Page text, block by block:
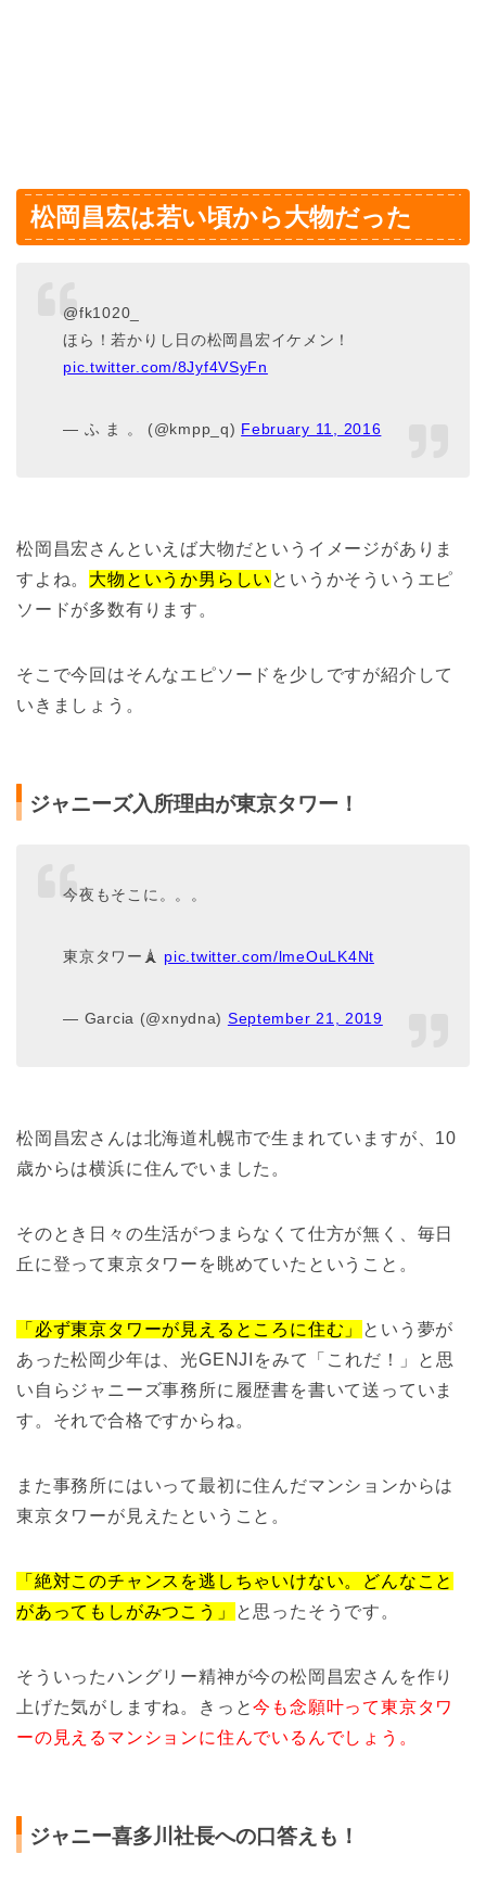
松岡昌宏は若い頃から大物だった
@fk1020_
ほら！若かりし日の松岡昌宏イケメン！
pic.twitter.com/8Jyf4VSyFn
— ふ ま 。 (@kmpp_q) February 11, 2016
松岡昌宏さんといえば大物だというイメージがありま
すよね。 大物というか男らしい というかそういうエピ
ソードが多数有ります。
そこで今回はそんなエピソードを少しですが紹介して
いきましょう。
ジャニーズ入所理由が東京タワー！
今夜もそこに。。。
東京タワー🗼 pic.twitter.com/lmeOuLK4Nt
— Garcia (@xnydna) September 21, 2019
松岡昌宏さんは北海道札幌市で生まれていますが、10
歳からは横浜に住んでいました。
そのとき日々の生活がつまらなくて仕方が無く、毎日
丘に登って東京タワーを眺めていたということ。
「必ず東京タワーが見えるところに住む」
という夢が
あった松岡少年は、光GENJIをみて「これだ！」と思
い自らジャニーズ事務所に履歴書を書いて送っていま
す。それで合格ですからね。
また事務所にはいって最初に住んだマンションからは
東京タワーが見えたということ。
「絶対このチャンスを逃しちゃいけない。どんなこと
があってもしがみつこう」
と思ったそうです。
そういったハングリー精神が今の松岡昌宏さんを作り
上げた気がしますね。きっと今も念願叶って東京タワ
ーの見えるマンションに住んでいるんでしょう。
ジャニー喜多川社長への口答えも！